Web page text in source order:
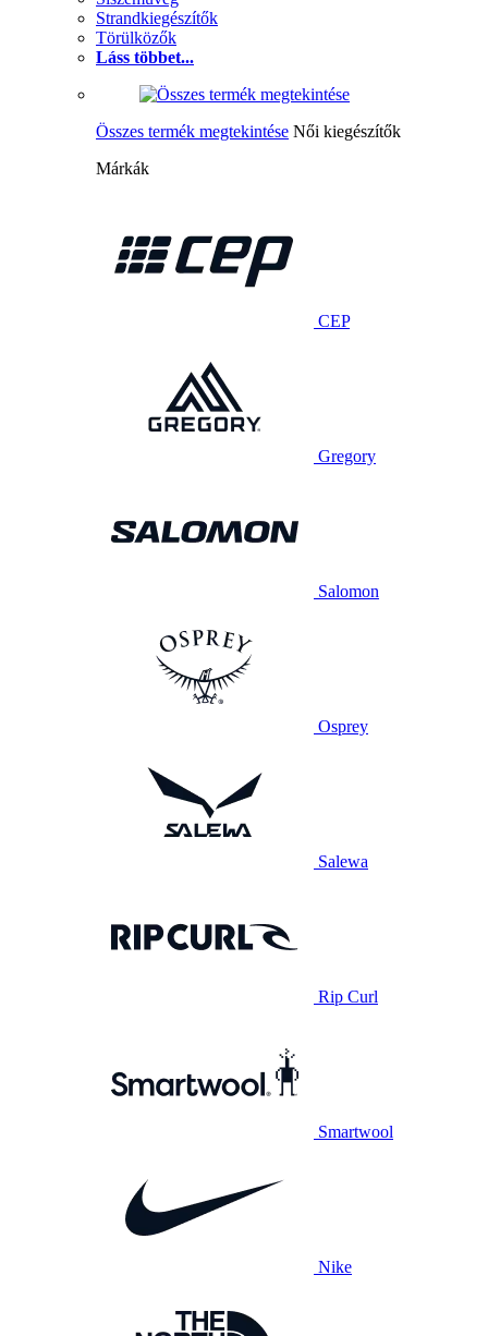
Strandkiegészítők
Törülközők
Láss többet...
Összes termék megtekintése Női kiegészítők
Márkák
CEP
Gregory
Salomon
Osprey
Salewa
Rip Curl
Smartwool
Nike